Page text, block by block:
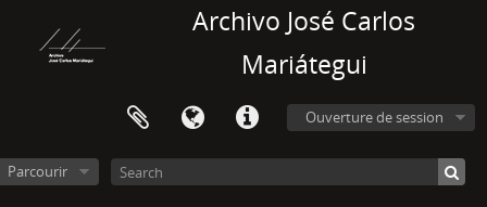
Archivo José Carlos
Mariátegui
Ouverture de session
Parcourir